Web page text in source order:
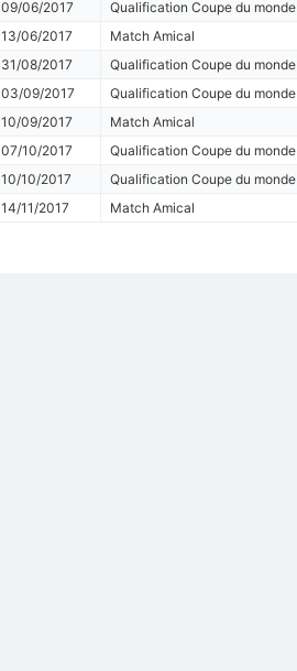
09/06/2017
Qualification Coupe du monde
13/06/2017
Match Amical
31/08/2017
Qualification Coupe du monde
03/09/2017
Qualification Coupe du monde
10/09/2017
Match Amical
07/10/2017
Qualification Coupe du monde
10/10/2017
Qualification Coupe du monde
14/11/2017
Match Amical